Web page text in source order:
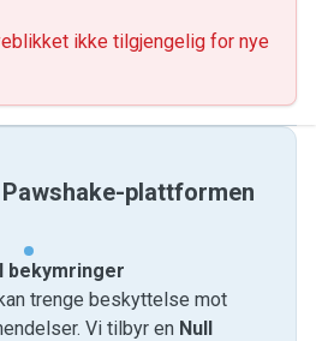
ikke tilgjengelig for nye
plattformen
bekymringer
trenge beskyttelse mot
Vi tilbyr en Null